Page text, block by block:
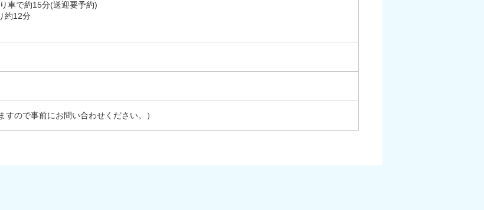
車で約15分(送迎要予約)
約12分
すので事前にお問い合わせください。）